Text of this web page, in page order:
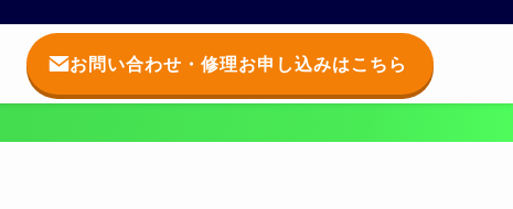
お問い合わせ・修理お申し込みはこちら